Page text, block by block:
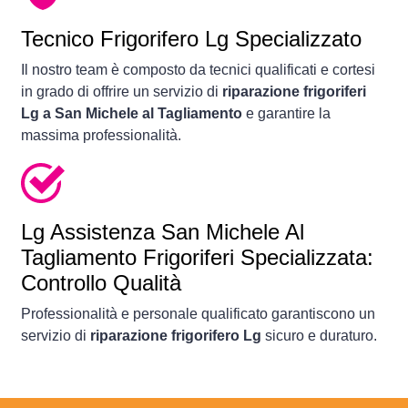
Tecnico Frigorifero Lg Specializzato
Il nostro team è composto da tecnici qualificati e cortesi
in grado di offrire un servizio di riparazione frigoriferi
Lg a San Michele al Tagliamento e garantire la
massima professionalità.
Lg Assistenza San Michele Al
Tagliamento Frigoriferi Specializzata:
Controllo Qualità
Professionalità e personale qualificato garantiscono un
servizio di riparazione frigorifero Lg sicuro e duraturo.